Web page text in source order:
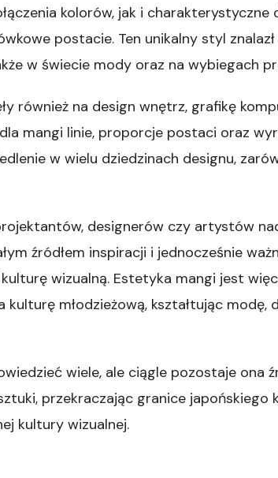
kolorów, jak i charakterystyczne
postacie. Ten unikalny styl
w świecie mody oraz na wybiegach
również na design wnętrz, grafikę
mangi linie, proporcje postaci oraz
w wielu dziedzinach designu,
designerów czy artystów
źródłem inspiracji i jednocześnie
wizualną. Estetyka mangi jest
kulturę młodzieżową, kształtując modę,
wiele, ale ciągle pozostaje ona
przekraczając granice japońskiego
kultury wizualnej.